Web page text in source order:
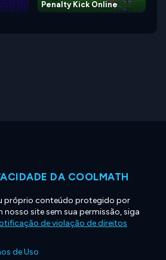
Penalty Kick Online
DA COOLMATH
próprio conteúdo protegido por
site sem sua permissão, siga
de violação de direitos
de Uso